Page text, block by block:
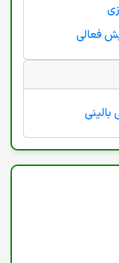
فعالی
بالینی